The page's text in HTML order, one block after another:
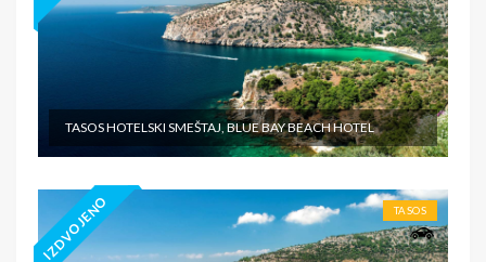
TASOS HOTELSKI SMEŠTAJ, BLUE BAY BEACH HOTEL
IZDVOJENO TASOS